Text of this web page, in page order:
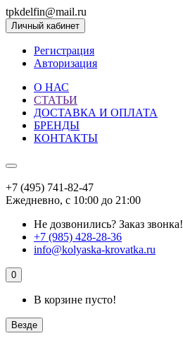
tpkdelfin@mail.ru
Личный кабинет
Регистрация
Авторизация
О НАС
СТАТЬИ
ДОСТАВКА И ОПЛАТА
БРЕНДЫ
КОНТАКТЫ
+7 (495) 741-82-47
Ежедневно, с 10:00 до 21:00
Не дозвонились? Заказ звонка!
+7 (985) 428-28-36
info@kolyaska-krovatka.ru
0
В корзине пусто!
Везде